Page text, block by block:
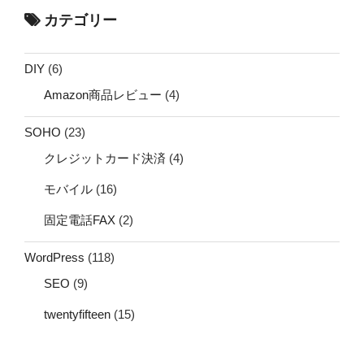
カテゴリー
DIY (6)
Amazon商品レビュー (4)
SOHO (23)
クレジットカード決済 (4)
モバイル (16)
固定電話FAX (2)
WordPress (118)
SEO (9)
twentyfifteen (15)